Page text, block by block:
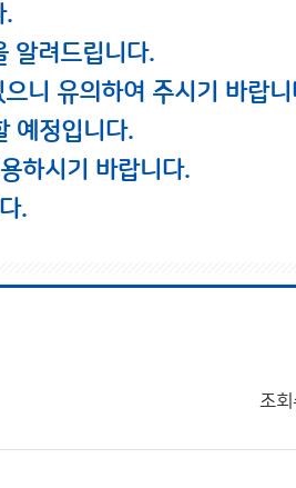
.
알려드립니다.
니 유의하여 주시기 바랍니
예정입니다.
하시기 바랍니다.
.
조회